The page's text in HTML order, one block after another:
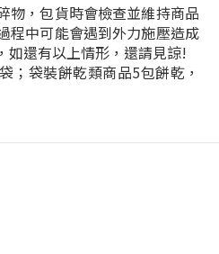
物，包貨時會檢查並維持商品
程中可能會遇到外力施壓造成
如還有以上情形，還請見諒!
；袋裝餅乾類商品5包餅乾，